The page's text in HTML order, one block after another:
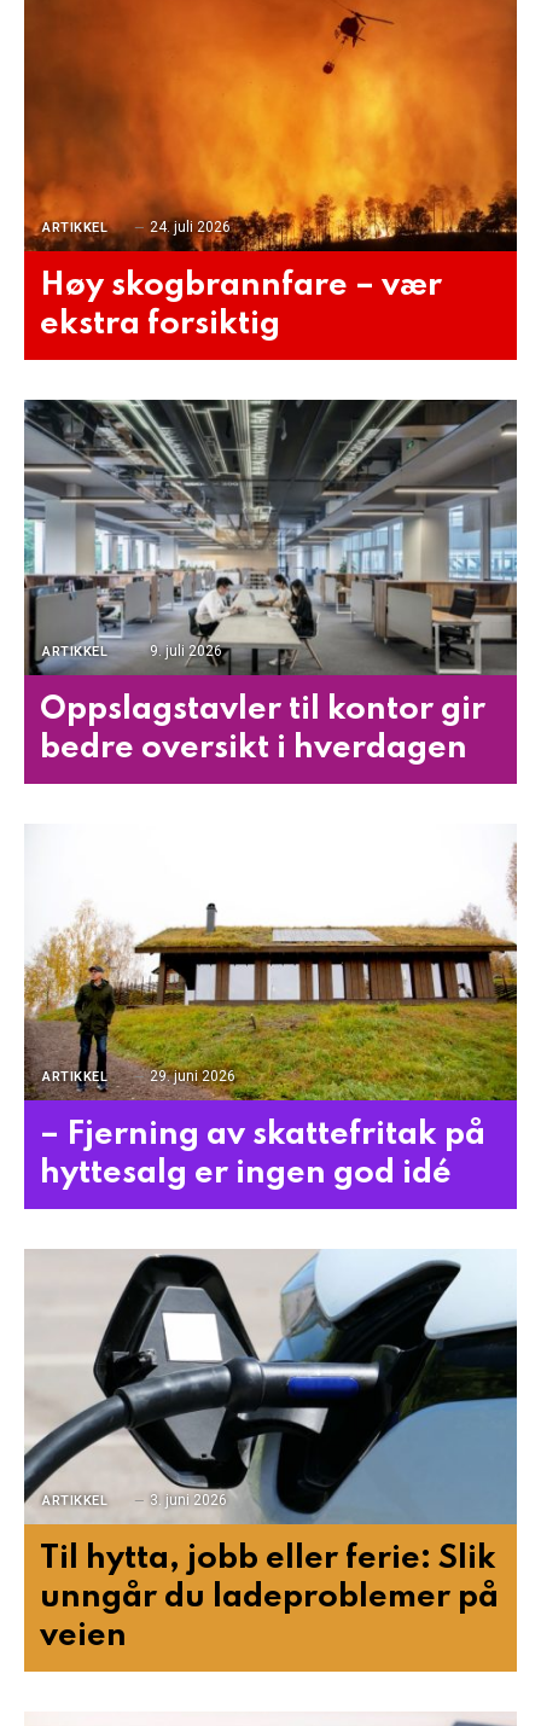
ARTIKKEL 24. juli 2026
Høy skogbrannfare – vær
ekstra forsiktig
ARTIKKEL 9. juli 2026
Oppslagstavler til kontor gir
bedre oversikt i hverdagen
ARTIKKEL 29. juni 2026
– Fjerning av skattefritak på
hyttesalg er ingen god idé
ARTIKKEL 3. juni 2026
Til hytta, jobb eller ferie: Slik
unngår du ladeproblemer på
veien